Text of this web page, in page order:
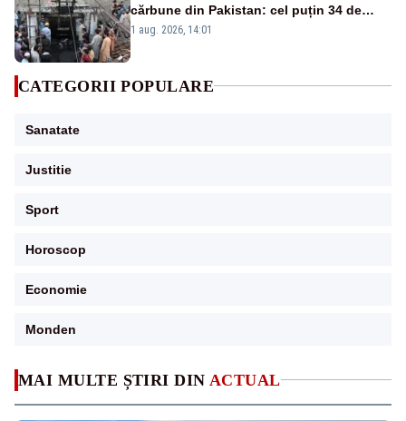
MAI MULTE ȘTIRI DIN ACTUAL
cărbune din Pakistan: cel puțin 34 de
morți - VIDEO
1 aug. 2026, 14:01
CATEGORII POPULARE
Sanatate
Justitie
Sport
Horoscop
Economie
Monden